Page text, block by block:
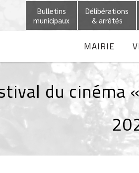
Bulletins
municipaux
Délibérations
& arrêtés
MAIRIE
du cinéma